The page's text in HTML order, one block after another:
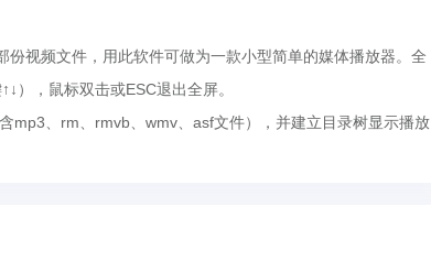
视频文件，用此软件可做为一款小型简单的媒体播放器。全
，鼠标双击或ESC退出全屏。
、rm、rmvb、wmv、asf文件），并建立目录树显示播放